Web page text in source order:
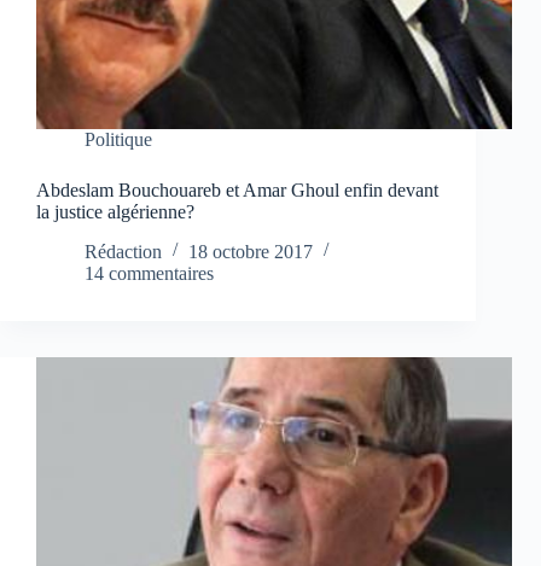
Politique
Abdeslam Bouchouareb et Amar Ghoul enfin devant
la justice algérienne?
Rédaction
18 octobre 2017
14 commentaires